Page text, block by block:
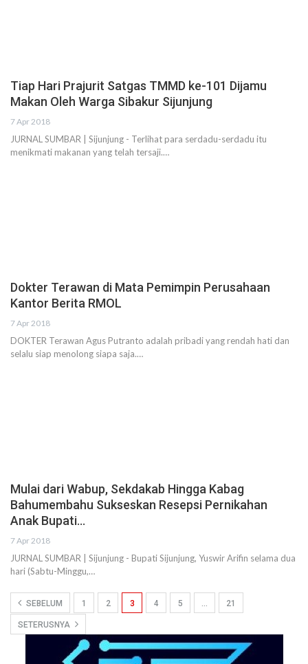
Tiap Hari Prajurit Satgas TMMD ke-101 Dijamu
Makan Oleh Warga Sibakur Sijunjung
7 Apr 2018
JURNAL SUMBAR | Sijunjung - Terlihat para serdadu-serdadu itu
menikmati makanan yang telah tersaji.…
Dokter Terawan di Mata Pemimpin Perusahaan
Kantor Berita RMOL
7 Apr 2018
DOKTER Terawan Agus Putranto adalah pribadi yang rendah hati dan
selalu siap menolong siapa saja.…
Mulai dari Wabup, Sekdakab Hingga Kabag
Bahumembahu Sukseskan Resepsi Pernikahan
Anak Bupati…
7 Apr 2018
JURNAL SUMBAR | Sijunjung - Bupati Sijunjung, Yuswir Arifin selama dua
hari (Sabtu-Minggu,…
SEBELUM 1 2 3 4 5 … 21
SETERUSNYA